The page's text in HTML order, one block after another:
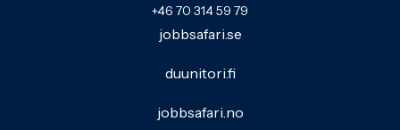
+46 70 314 59 79
jobbsafari.se
duunitori.fi
jobbsafari.no